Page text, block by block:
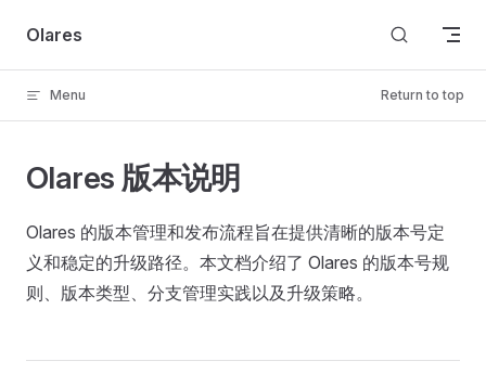
Skip to content
Olares
Menu Return to top
Olares 版本说明
Olares 的版本管理和发布流程旨在提供清晰的版本号定
义和稳定的升级路径。本文档介绍了 Olares 的版本号规
则、版本类型、分支管理实践以及升级策略。